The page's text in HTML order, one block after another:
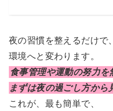
夜の習慣を整えるだけで
環境へと変わります。
食事管理や運動の努力を
まずは夜の過ごし方から
これが、最も簡単で、